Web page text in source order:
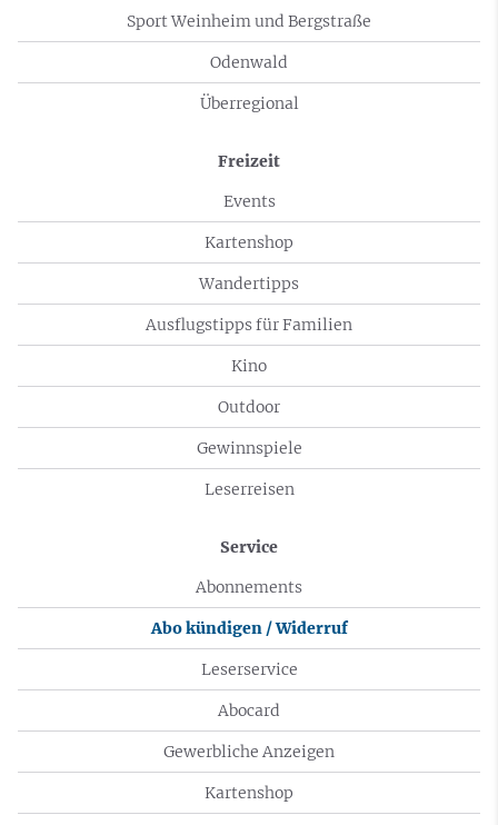
Sport Weinheim und Bergstraße
Odenwald
Überregional
Freizeit
Events
Kartenshop
Wandertipps
Ausflugstipps für Familien
Kino
Outdoor
Gewinnspiele
Leserreisen
Service
Abonnements
Abo kündigen / Widerruf
Leserservice
Abocard
Gewerbliche Anzeigen
Kartenshop